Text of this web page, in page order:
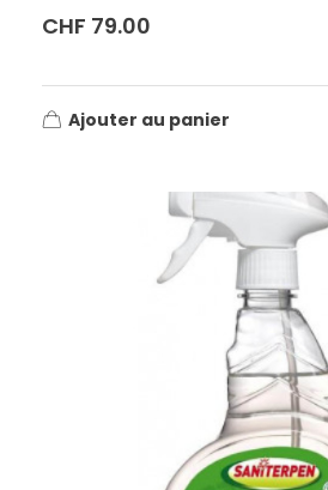
CHF 79.00
Ajouter au panier